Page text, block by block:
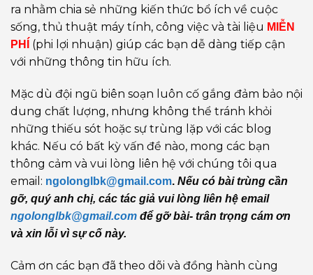
ra nhằm chia sẻ những kiến thức bổ ích về cuộc
sống, thủ thuật máy tính, công việc và tài liệu MIỄN
PHÍ
(phi lợi nhuận) giúp các bạn dễ dàng tiếp cận
với những thông tin hữu ích.
Mặc dù đội ngũ biên soạn luôn cố gắng đảm bảo nội
dung chất lượng, nhưng không thể tránh khỏi
những thiếu sót hoặc sự trùng lặp với các blog
khác. Nếu có bất kỳ vấn đề nào, mong các bạn
thông cảm và vui lòng liên hệ với chúng tôi qua
email: ngolonglbk@gmail.com. Nếu có bài trùng cần
gỡ, quý anh chị, các tác giả vui lòng liên hệ email
ngolonglbk@gmail.com để gỡ bài- trân trọng cám ơn
và xin lỗi vì sự cố này.
Cảm ơn các bạn đã theo dõi và đồng hành cùng